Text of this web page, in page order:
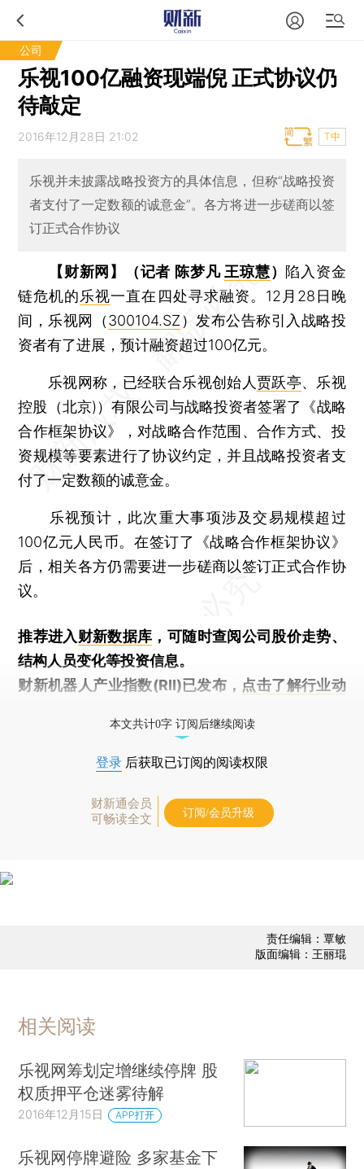
公司
乐视100亿融资现端倪 正式协议仍
待敲定
2016年12月28日 21:02 T中
乐视并未披露战略投资方的具体信息，但称“战略投资
者支付了一定数额的诚意金”。各方将进一步磋商以签
订正式合作协议
【财新网】（记者 陈梦凡 王琼慧） 陷入资金
链危机的乐视一直在四处寻求融资。12月28日晚
间，乐视网（300104.SZ ）发布公告称引入战略投
资者有了进展，预计融资超过100亿元。
乐视网称，已经联合乐视创始人贾跃亭、乐视
控股（北京)）有限公司与战略投资者签署了《战略
合作框架协议》，对战略合作范围、合作方式、投
资规模等要素进行了协议约定，并且战略投资者支
付了一定数额的诚意金。
乐视预计，此次重大事项涉及交易规模超过
100亿元人民币。在签订了《战略合作框架协议》
后，相关各方仍需要进一步磋商以签订正式合作协
议。
推荐进入财新数据库 ，可随时查阅公司股价走势、
结构人员变化等投资信息。
财新机器人产业指数(RII)已发布， 点击了解行业动
本文共计0字 订阅后继续阅读
登录 后获取已订阅的阅读权限
财新通会员
可畅读全文
订阅/会员升级
责任编辑：覃敏
版面编辑：王丽琨
相关阅读
乐视网筹划定增继续停牌 股
权质押平仓迷雾待解
2016年12月15日 APP打开
乐视网停牌避险 多家基金下